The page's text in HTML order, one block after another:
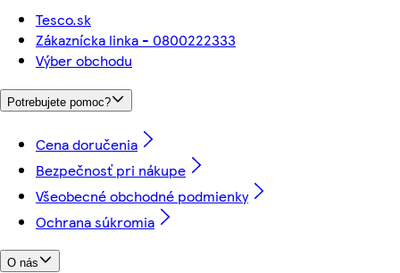
Tesco.sk
Zákaznícka linka - 0800222333
Výber obchodu
Potrebujete pomoc?
Cena doručenia
Bezpečnosť pri nákupe
Všeobecné obchodné podmienky
Ochrana súkromia
O nás